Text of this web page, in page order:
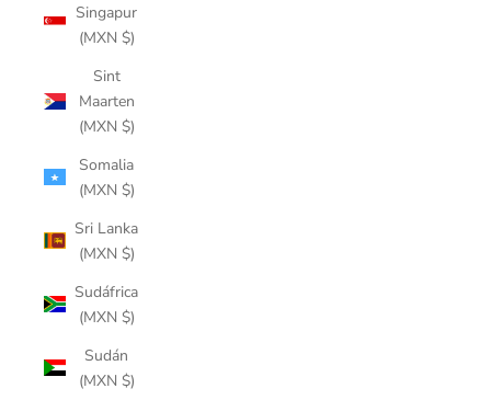
Singapur
(MXN $)
Sint
Maarten
(MXN $)
Somalia
(MXN $)
Sri Lanka
(MXN $)
Sudáfrica
(MXN $)
Sudán
(MXN $)